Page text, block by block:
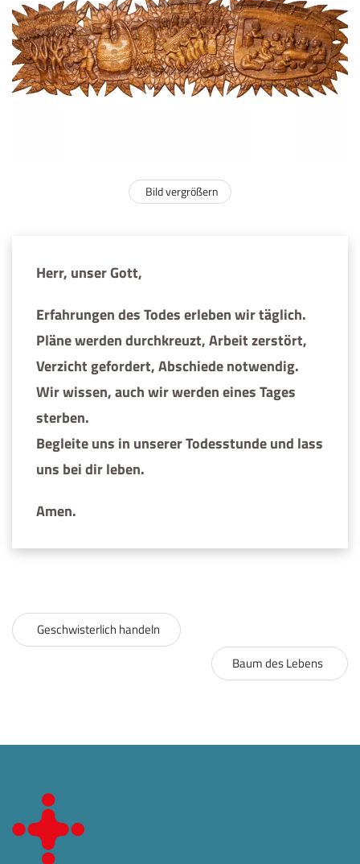
Bild vergrößern
Herr, unser Gott,
Erfahrungen des Todes erleben wir täglich.
Pläne werden durchkreuzt, Arbeit zerstört,
Verzicht gefordert, Abschiede notwendig.
Wir wissen, auch wir werden eines Tages
sterben.
Begleite uns in unserer Todesstunde und lass
uns bei dir leben.
Amen.
Geschwisterlich handeln
Baum des Lebens